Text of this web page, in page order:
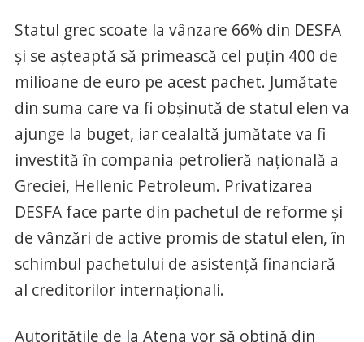
Statul grec scoate la vânzare 66% din DESFA
şi se aşteaptă să primească cel puţin 400 de
milioane de euro pe acest pachet. Jumătate
din suma care va fi obşinută de statul elen va
ajunge la buget, iar cealaltă jumătate va fi
investită în compania petrolieră naţională a
Greciei, Hellenic Petroleum. Privatizarea
DESFA face parte din pachetul de reforme şi
de vânzări de active promis de statul elen, în
schimbul pachetului de asistenţă financiară
al creditorilor internaţionali.
Autorităţile de la Atena vor să obţină din